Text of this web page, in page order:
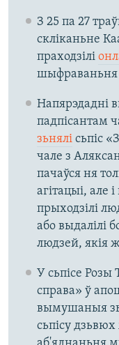
З 25 па 27
скліканьне
праходзілі
шыфраваньня
Напярэдадні
падпісантам
зьнялісьпіс
чале з
пачаўся ня
агітацыі, але
прыходзілі
або выдалілі
людзей, якія
У сьпісе
справа» ў
вымушаныя
сьпісу